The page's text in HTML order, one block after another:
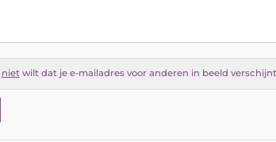
niet wilt dat je e-mailadres voor anderen in beeld verschijnt